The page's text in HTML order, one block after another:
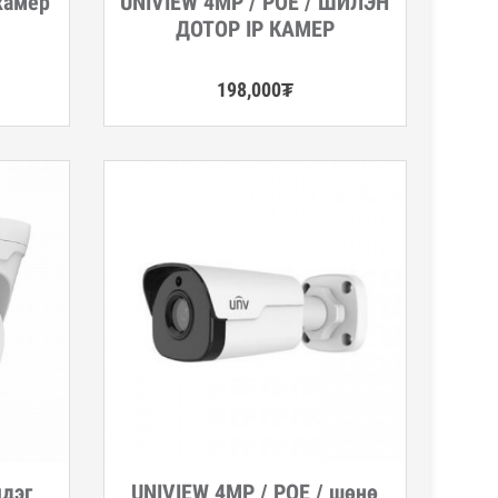
ДОТОР IP КАМЕР
198,000₮
Дэлгэрэнгүй
UNIVIEW 4MP / POE / шөнө